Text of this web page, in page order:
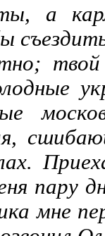
а
пару
мне